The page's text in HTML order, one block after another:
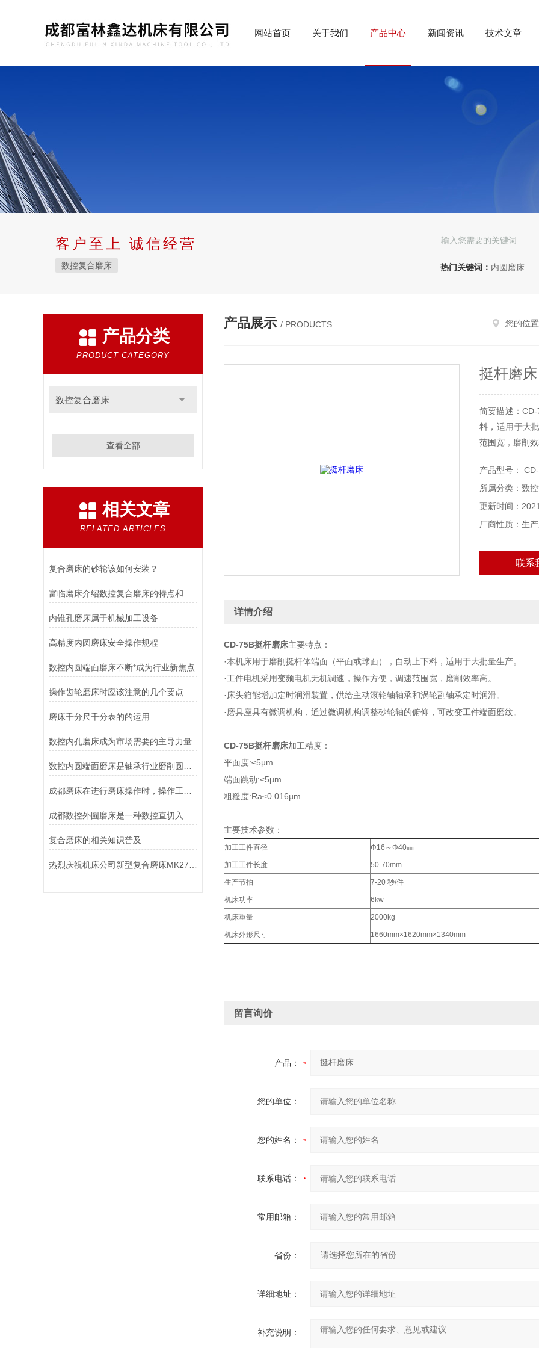
网站首页 关于我们 产品中心 新闻资讯 技术文章
客户至上 诚信经营
数控复合磨床 热门关键词： 内圆磨床
产品分类
PRODUCT CATEGORY
数控复合磨床
查看全部
相关文章
RELATED ARTICLES
复合磨床的砂轮该如何安装？
内锥孔磨床属于机械加工设备
高精度内圆磨床安全操作规程
数控内圆端面磨床不断*成为行业新焦点
操作齿轮磨床时应该注意的几个要点
磨床千分尺千分表的的运用
数控内孔磨床成为市场需要的主导力量
复合磨床的相关知识普及
产品展示 / PRODUCTS 您的位置
挺杆磨床
简要描述：
料，适用于大
范围宽，磨削效
产品型号：
所属分类：数
更新时间：
厂商性质：生
联系
详情介绍
CD-75B挺杆磨床主要特点：
·本机床用于磨削挺杆体端面（平面或球面），自动上下料，适用于大批量生产。
·工件电机采用变频电机无机调速，操作方便，调速范围宽，磨削效率高。
·床头箱能增加定时润滑装置，供给主动滚轮轴轴承和涡轮副轴承定时润滑。
·磨具座具有微调机构，通过微调机构调整砂轮轴的俯仰，可改变工件端面磨纹。
CD-75B挺杆磨床加工精度：
平面度:≤5µm
端面跳动:≤5µm
粗糙度:Ra≤0.016µm
主要技术参数：
加工工件直径 Φ16～Φ40㎜
加工工件长度 50-70mm
生产节拍 7-20 秒/件
机床功率 6kw
机床重量 2000kg
机床外形尺寸 1660mm×1620mm×1340mm
留言询价
产品：
您的单位：
您的姓名：
联系电话：
常用邮箱：
省份：
详细地址：
补充说明：